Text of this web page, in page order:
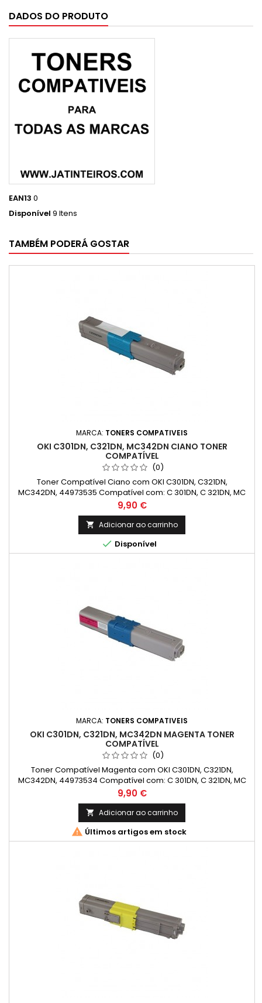
DADOS DO PRODUTO
EAN13 0
Disponível 9 Itens
TAMBÉM PODERÁ GOSTAR
MARCA: TONERS COMPATIVEIS
OKI C301DN, C321DN, MC342DN CIANO TONER
COMPATÍVEL
(0)
Toner Compatível Ciano com OKI C301DN, C321DN,
MC342DN, 44973535 Compatível com: C 301DN, C 321DN, MC
332DN, MC 342DN, MC 342DNW
Preço
9,90 €
 Adicionar ao carrinho
 Disponível
MARCA: TONERS COMPATIVEIS
OKI C301DN, C321DN, MC342DN MAGENTA TONER
COMPATÍVEL
(0)
Toner Compatível Magenta com OKI C301DN, C321DN,
MC342DN, 44973534 Compatível com: C 301DN, C 321DN, MC
332DN, MC 342DN, MC 342DNW
Preço
9,90 €
 Adicionar ao carrinho
 Últimos artigos em stock